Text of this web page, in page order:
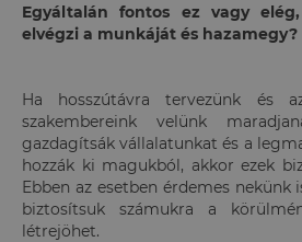
Egyáltalán fontos ez vagy
elvégzi a munkáját és hazamegy?
Ha hosszútávra tervezünk és
szakembereink velünk
gazdagítsák vállalatunkat és a
hozzák ki magukból, akkor ezek
Ebben az esetben érdemes nekünk
biztosítsuk számukra a
létrejöhet.